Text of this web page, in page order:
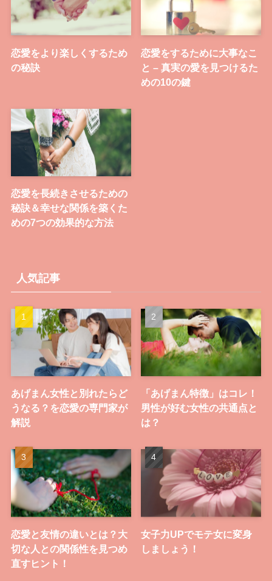
恋愛をより楽しくするため
の秘訣
恋愛をするために大事なこ
と – 真実の愛を見つけるた
めの10の鍵
恋愛を長続きさせるための
秘訣＆幸せな関係を築くた
めの7つの効果的な方法
人気記事
あげまん女性と別れたらど
うなる？を恋愛の専門家が
解説
「あげまん特徴」はコレ！
男性が好む女性の共通点と
は？
恋愛と友情の違いとは？大
切な人との関係性を見つめ
直すヒント！
女子力UPでモテ女に変身
しましょう！